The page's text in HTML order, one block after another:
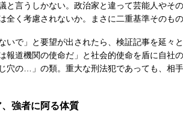
と言うしかない。政治家と違って芸能人やそ
く考慮されないか。まさに二重基準そのもの
で」と要望が出されたら、検証記事を延々
報道機関の使命だ」と社会的使命を盾に自社
穴の…」の類。重大な刑法犯であっても、相
強者に阿る体質